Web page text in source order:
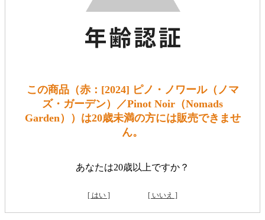
この商品（赤：[2024] ピノ・ノワール（ノマ
ズ・ガーデン）／Pinot Noir（Nomads
Garden））は20歳未満の方には販売できませ
ん。
あなたは20歳以上ですか？
[ はい ] [ いいえ ]